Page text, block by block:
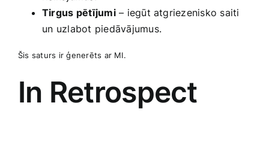
Tirgus ⁤pētījumi– iegūt atgriezenisko saiti‍
un ⁤uzlabot piedāvājumus.
Šis saturs ir ģenerēts ar MI.
In Retrospect